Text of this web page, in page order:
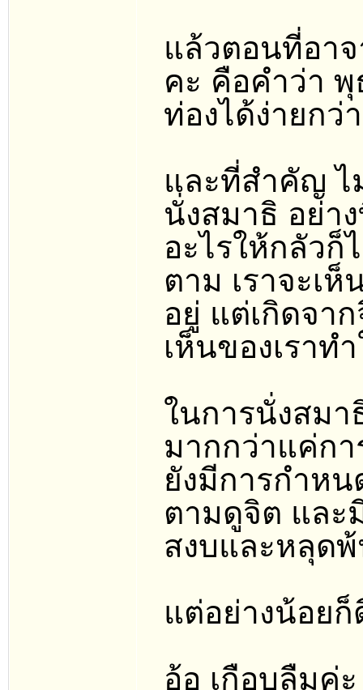
แล้วตอนที่อา
คะ คือคำว่า
ท่องได้ง่ายก
และที่สำคัญ ไ
นั่งสมาธิ อย่า
อะไรให้กลัวก็
ตาม เราจะเ
อยู่ แต่เกิดจา
เห็นของเราท
ในการนั่งสม
มากกว่าแค่ก
ยังมีการกำหน
ตามดูจิต และ
สงบและหลุด
แต่อย่างน้อย
อ้อ เกือบลืมค่ะ